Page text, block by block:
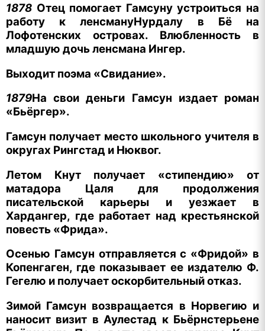
1878 Отец помогает Гамсуну устроиться на
работу к ленсмануНурдалу в Бё на
Лофотенских островах. Влюбленность в
младшую дочь ленсмана Ингер.
Выходит поэма «Свидание».
1879На свои деньги Гамсун издает роман
«Бьёргер».
Гамсун получает место школьного учителя в
округах Рингстад и Нюквог.
Летом Кнут получает «стипендию» от
матадора Цаля для продолжения
писательской карьеры и уезжает в
Хардангер, где работает над крестьянской
повесть «Фрида».
Осенью Гамсун отправляется с «Фридой» в
Копенгаген, где показывает ее издателю Ф.
Гегелю и получает оскорбительный отказ.
Зимой Гамсун возвращается в Норвегию и
наносит визит в Аулестад к Бьёрнстерьене